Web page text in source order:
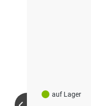
auf Lager